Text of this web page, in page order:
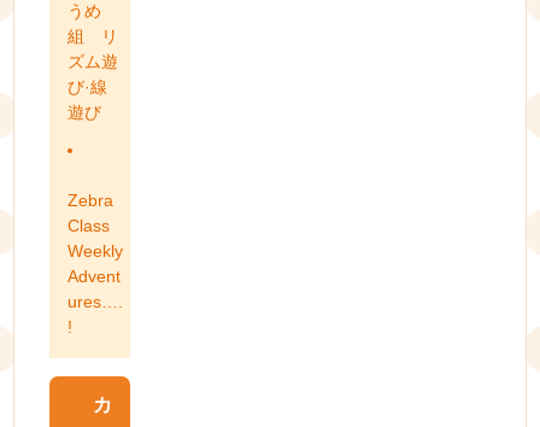
うめ
組 リ
ズム遊
び·線
遊び
Zebra
Class
Weekly
Advent
ures….
!
カ